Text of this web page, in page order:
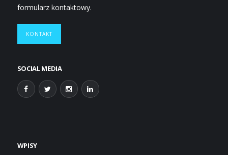
formularz kontaktowy.
KONTAKT
SOCIAL MEDIA
WPISY